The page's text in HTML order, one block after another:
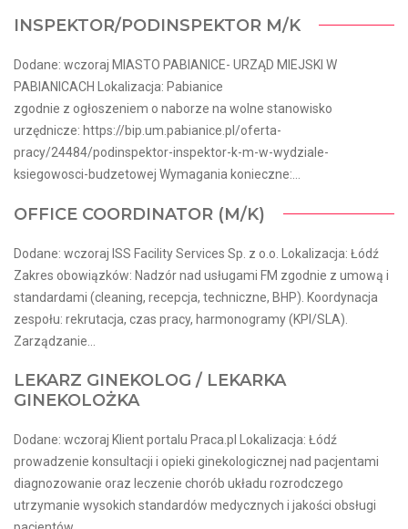
INSPEKTOR/PODINSPEKTOR M/K
Dodane: wczoraj MIASTO PABIANICE- URZĄD MIEJSKI W
PABIANICACH Lokalizacja: Pabianice
zgodnie z ogłoszeniem o naborze na wolne stanowisko
urzędnicze: https://bip.um.pabianice.pl/oferta-
pracy/24484/podinspektor-inspektor-k-m-w-wydziale-
ksiegowosci-budzetowej Wymagania konieczne:...
OFFICE COORDINATOR (M/K)
Dodane: wczoraj ISS Facility Services Sp. z o.o. Lokalizacja: Łódź
Zakres obowiązków: Nadzór nad usługami FM zgodnie z umową i
standardami (cleaning, recepcja, techniczne, BHP). Koordynacja
zespołu: rekrutacja, czas pracy, harmonogramy (KPI/SLA).
Zarządzanie...
LEKARZ GINEKOLOG / LEKARKA
GINEKOLOŻKA
Dodane: wczoraj Klient portalu Praca.pl Lokalizacja: Łódź
prowadzenie konsultacji i opieki ginekologicznej nad pacjentami
diagnozowanie oraz leczenie chorób układu rozrodczego
utrzymanie wysokich standardów medycznych i jakości obsługi